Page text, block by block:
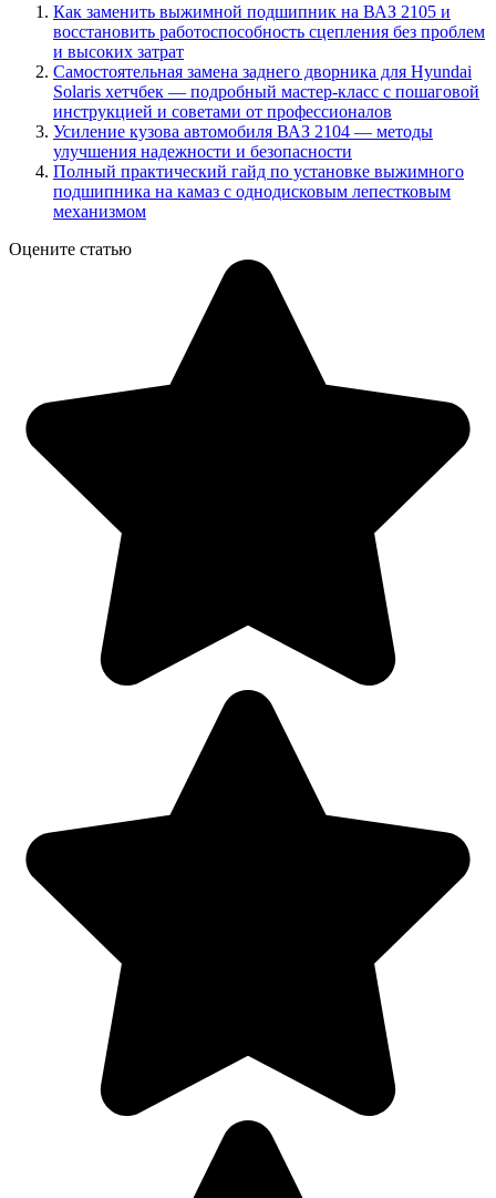
Как заменить выжимной подшипник на ВАЗ 2105 и
восстановить работоспособность сцепления без проблем
и высоких затрат
Самостоятельная замена заднего дворника для Hyundai
Solaris хетчбек — подробный мастер-класс с пошаговой
инструкцией и советами от профессионалов
Усиление кузова автомобиля ВАЗ 2104 — методы
улучшения надежности и безопасности
Полный практический гайд по установке выжимного
подшипника на камаз с однодисковым лепестковым
механизмом
Оцените статью